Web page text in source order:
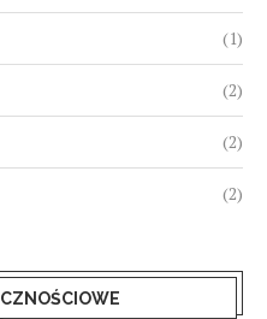
(1)
(2)
(2)
(2)